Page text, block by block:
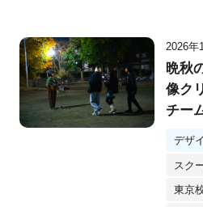
2026年
晩秋
像ク
チー
デザ
スク
東京